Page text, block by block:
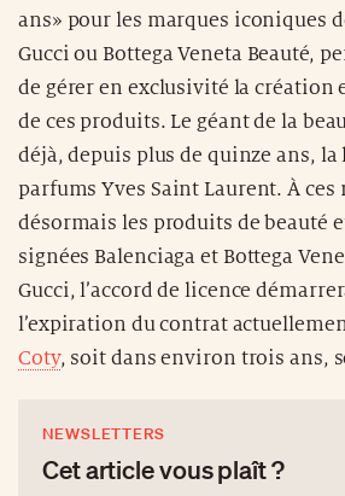
ans» pour les marques iconiques
Gucci ou Bottega Veneta Beauté,
de gérer en exclusivité la
de ces produits. Le géant de la
déjà, depuis plus de quinze ans, la
parfums Yves Saint Laurent. À ces
désormais les produits de beauté
signées Balenciaga et Bottega
Gucci, l’accord de licence
l’expiration du contrat
Coty, soit dans environ trois ans,
NEWSLETTERS
Cet article vous plaît ?